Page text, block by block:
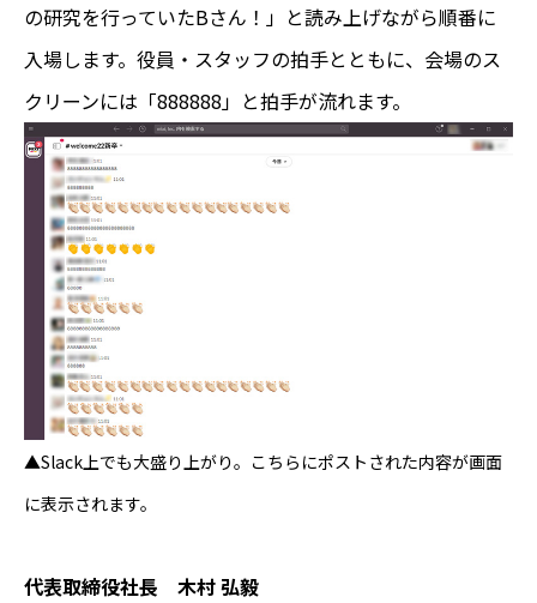
の研究を行っていたBさん！」と読み上げながら順番に
入場します。役員・スタッフの拍手とともに、会場のス
クリーンには「888888」と拍手が流れます。
▲Slack上でも大盛り上がり。こちらにポストされた内容が画面
に表示されます。
代表取締役社長 木村 弘毅